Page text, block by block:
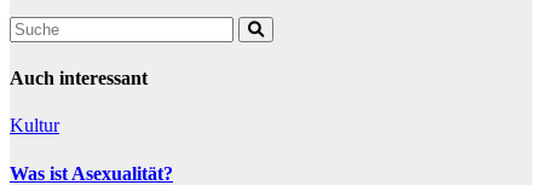
Auch interessant
Kultur
Was ist Asexualität?